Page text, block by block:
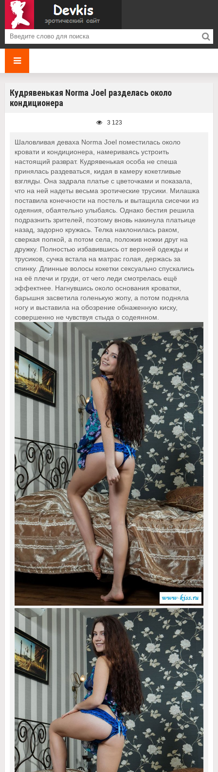
Кудрявенькая Norma Joel разделась около
кондиционера
3 123
Шаловливая деваха Norma Joel поместилась около
кровати и кондиционера, намериваясь устроить
настоящий разврат. Кудрявенькая особа не спеша
принялась раздеваться, кидая в камеру кокетливые
взгляды. Она задрала платье с цветочками и показала,
что на ней надеты весьма эротические трусики. Милашка
поставила конечности на постель и вытащила сисечки из
одеяния, обаятельно улыбаясь. Однако бестия решила
подразнить зрителей, поэтому вновь накинула платьице
назад, задорно кружась. Телка наклонилась раком,
сверкая попкой, а потом села, положив ножки друг на
дружку. Полностью избавившись от верхней одежды и
трусиков, сучка встала на матрас голая, держась за
спинку. Длинные волосы кокетки сексуально спускались
на её плечи и груди, от чего леди смотрелась ещё
эффектнее. Нагнувшись около основания кроватки,
барышня засветила голенькую жопу, а потом подняла
ногу и выставила на обозрение обнаженную киску,
совершенно не чувствуя стыда о содеянном.